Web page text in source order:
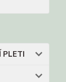
PLETI